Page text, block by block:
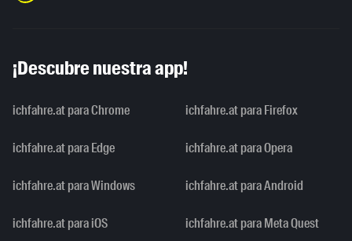
¡Descubre nuestra app!
ichfahre.at para Chrome ichfahre.at para Firefox
ichfahre.at para Edge ichfahre.at para Opera
ichfahre.at para Windows ichfahre.at para Android
ichfahre.at para iOS ichfahre.at para Meta Quest